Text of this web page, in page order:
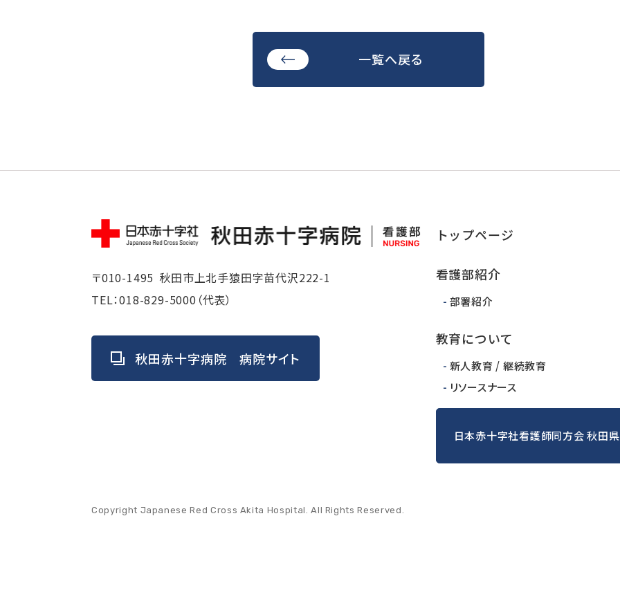
一覧へ戻る
〒010-1495 秋田市上北手猿田字苗代沢222-1
TEL：018-829-5000 （代表）
秋田赤十字病院病院サイト
トップページ
看護部紹介
部署紹介
教育について
新人教育 / 継続教育
リソースナース
日本赤十字社看護師同方会 秋田県
Copyright Japanese Red Cross Akita Hospital. All Rights Reserved.